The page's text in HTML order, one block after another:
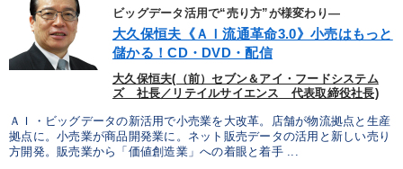
ビッグデータ活用で“売り方”が様変わり―
大久保恒夫《ＡＩ流通革命3.0》小売はもっと
儲かる！CD・DVD・配信
大久保恒夫(（前）セブン＆アイ・フードシステム
ズ 社長／リテイルサイエンス 代表取締役社長)
ＡＩ・ビッグデータの新活用で小売業を大改革。店舗が物流拠点と生産
拠点に。小売業が商品開発業に。ネット販売データの活用と新しい売り
方開発。販売業から「価値創造業」への着眼と着手 ...